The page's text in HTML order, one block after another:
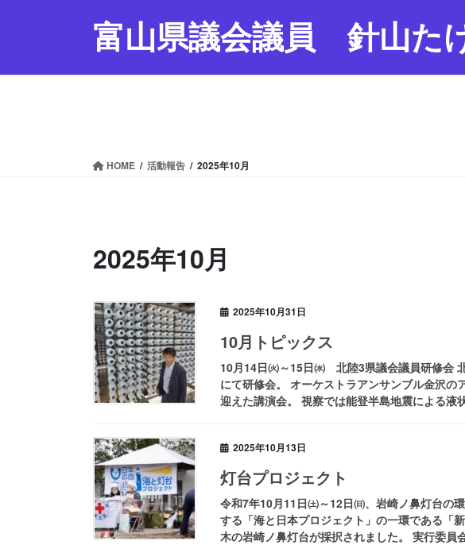
富山県議会議員 針山た
HOME 活動報告 2025年10月
2025年10月
2025年10月31日
10月トピックス
10月14日㈫～15日㈬ 北陸3県議会議員研修会
にて研修会。 オーケストラアンサンブル金沢
迎えた講演会。 視察では能登半島地震による
2025年10月13日
灯台プロジェクト
令和7年10月11日㈯～12日㈰、岩崎ノ鼻灯台の
する「海と日本プロジェクト」の一環である「
木の岩崎ノ鼻灯台が採択されました。 実行委